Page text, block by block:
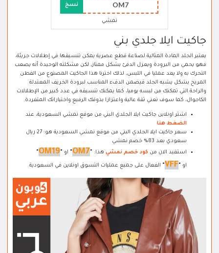
OM7 نسخ
نمشي
جاكيت ايلا جلدي بني
يعتبر الجلد المادة المثالية لصناعة قطع عصرية يمكن تنسيقها في إطلالات جريئة،
فهو يحمي من البرودة ويعزل الدفئ بشكل ممتاز، لكن مشكلته الوحيدة أنه يصعب
التحرك به ولا يعد عمليا في اللبس، لذلك اخترنا هذا الجاكيت المصنوع من القطن
المريح بشكل يشبه الجلد فيضمن الدفء المناسب لبرودة الخريف المعتدلة
والراحة التي تمكنك من لبسه يوميا، كما يمكنك تنسيقه في عدد كبير من الإطلالات
الكاجوال، كما سوف تعني ثقة عالية واعتزازا بذوقك الرفيع واختياراتك المتفردة.
اشتر اونلاين جاكيت ايلا الجلدي البني من موقع نمشي السعودية، عند
الضغط هنا
سعر جاكيت ايلا الجلدي البني من موقع نمشي السعودية هو: 27 ريال
سعودي بعد 83% خصم نمشي
استفيد الان من كود خصم نمشي هذا: "
OM7
" او "
OM19
"
او "
VFF
" الفعال على جميع عمليات التسوق اونلاين في السعودية